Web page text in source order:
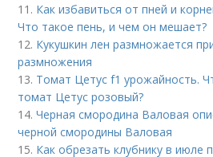
11. Как избавиться от пней и
Что такое пень, и чем он мешает?
12. Кукушкин лен размножается
размножения
13. Томат Цетус f1 урожайность.
томат Цетус розовый?
14.Черная смородина Валовая
черной смородины Валовая
15. Как обрезать клубнику в июле